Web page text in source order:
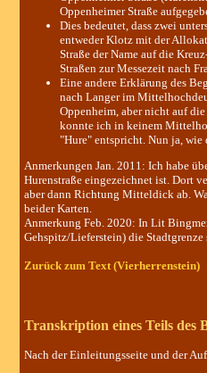
Oppenheimer Straße
Dies bedeutet, dass zwei
entweder Klotz mit der
Straße der Name auf die
Straßen zur Messezeit nach
Eine andere Erklärung des
nach Langer im
Oppenheim, aber nicht auf
konnte ich in keinem
"Hure" entspricht. Nun ja, wie
Anmerkungen Jan. 2011: Ich habe
Hurenstraße eingezeichnet ist. Dort
aber dann Richtung Mitteldick ab.
beider Karten.
Anmerkung Feb. 2020: In Lit
Gehspitz/Lieferstein) die Stadtgrenze
Zurück zum Text (Vierherrenstein)
Transkription eines Teils des
Nach der Einleitungsseite und der